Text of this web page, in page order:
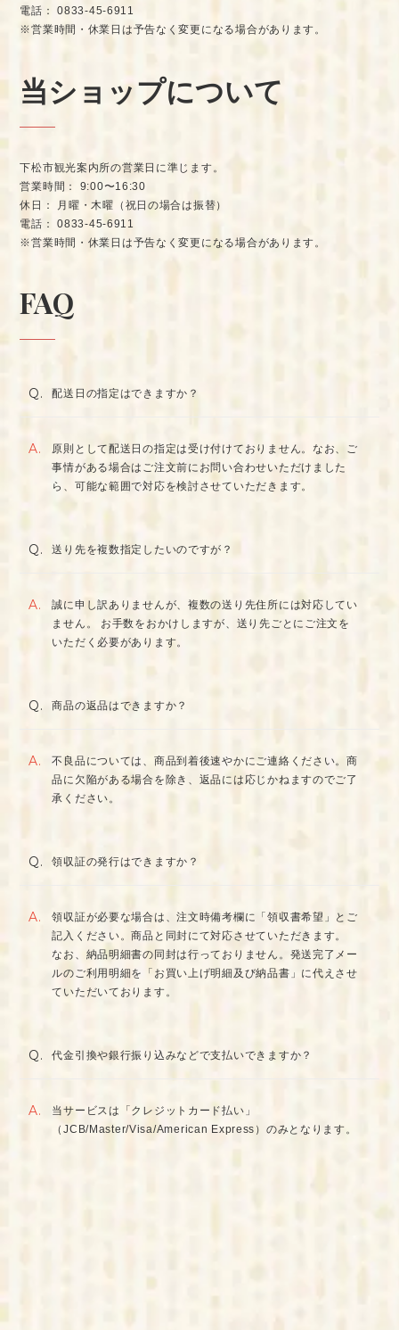
電話： 0833-45-6911
※営業時間・休業日は予告なく変更になる場合があります。
当ショップについて
下松市観光案内所の営業日に準じます。
営業時間： 9:00〜16:30
休日： 月曜・木曜（祝日の場合は振替）
電話： 0833-45-6911
※営業時間・休業日は予告なく変更になる場合があります。
FAQ
Q. 配送日の指定はできますか？
A.
原則として配送日の指定は受け付けておりません。なお、ご
事情がある場合はご注文前にお問い合わせいただけました
ら、可能な範囲で対応を検討させていただきます。
Q. 送り先を複数指定したいのですが？
A.
誠に申し訳ありませんが、複数の送り先住所には対応してい
ません。 お手数をおかけしますが、送り先ごとにご注文を
いただく必要があります。
Q. 商品の返品はできますか？
A.
不良品については、商品到着後速やかにご連絡ください。商
品に欠陥がある場合を除き、返品には応じかねますのでご了
承ください。
Q. 領収証の発行はできますか？
A.
領収証が必要な場合は、注文時備考欄に「領収書希望」とご
記入ください。商品と同封にて対応させていただきます。
なお、納品明細書の同封は行っておりません。発送完了メー
ルのご利用明細を「お買い上げ明細及び納品書」に代えさせ
ていただいております。
Q. 代金引換や銀行振り込みなどで支払いできますか？
A.
当サービスは「クレジットカード払い」
（JCB/Master/Visa/American Express）のみとなります。